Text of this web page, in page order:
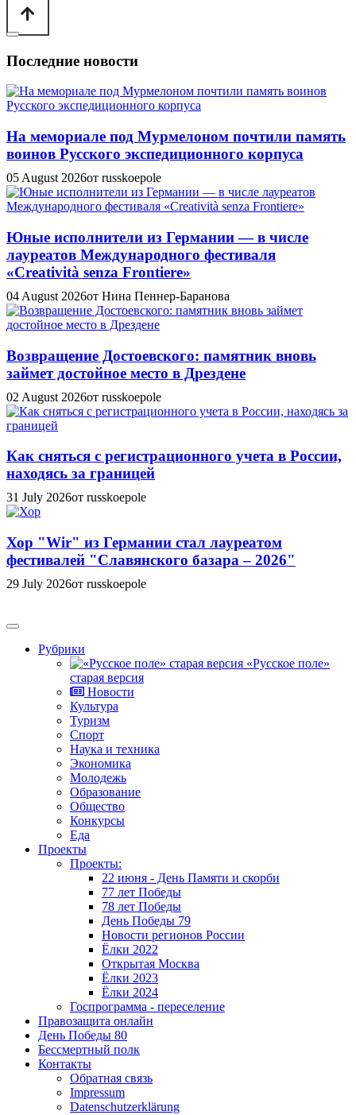
Последние новости
На мемориале под Мурмелоном почтили память
воинов Русского экспедиционного корпуса
05 August 2026от russkoepole
Юные исполнители из Германии — в числе
лауреатов Международного фестиваля
«Creatività senza Frontiere»
04 August 2026от Нина Пеннер-Баранова
Возвращение Достоевского: памятник вновь
займет достойное место в Дрездене
02 August 2026от russkoepole
Как сняться с регистрационного учета в России,
находясь за границей
31 July 2026от russkoepole
Хор "Wir" из Германии стал лауреатом
фестивалей "Славянского базара – 2026"
29 July 2026от russkoepole
Рубрики
«Русское поле»
старая версия
Новости
Культура
Туризм
Спорт
Наука и техника
Экономика
Молодежь
Образование
Общество
Конкурсы
Еда
Проекты
Проекты:
22 июня - День Памяти и скорби
77 лет Победы
78 лет Победы
День Победы 79
Новости регионов России
Ёлки 2022
Открытая Москва
Ёлки 2023
Ёлки 2024
Госпрограмма - переселение
Правозащита онлайн
День Победы 80
Бессмертный полк
Контакты
Обратная связь
Impressum
Datenschutzerklärung